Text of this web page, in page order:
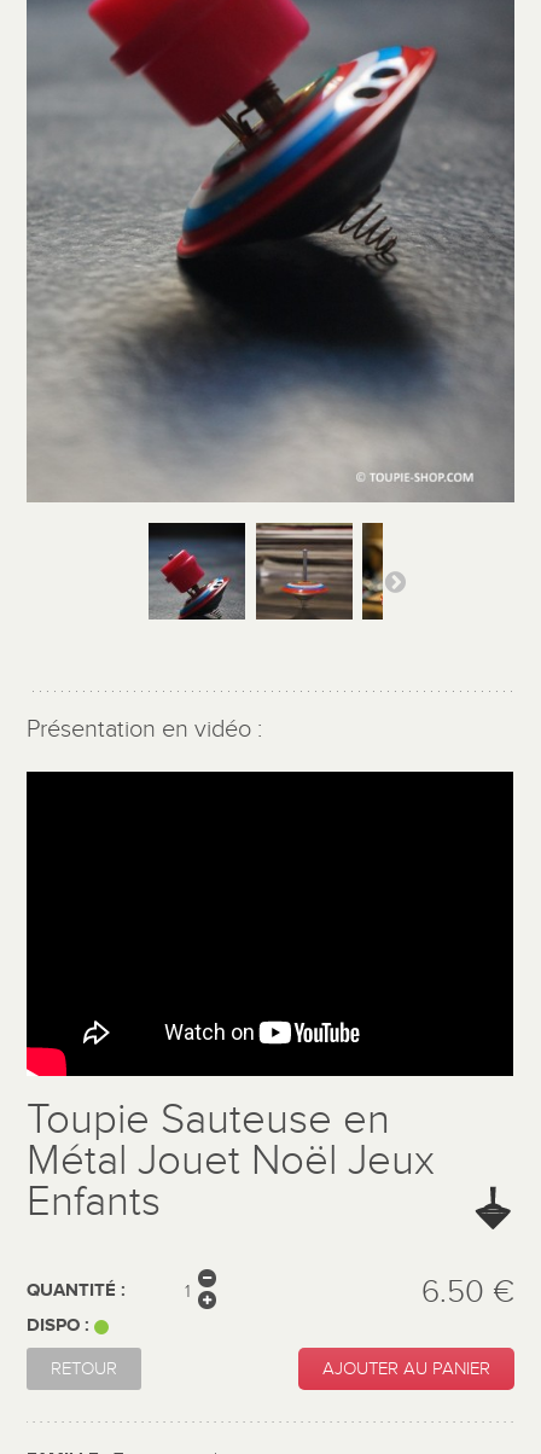
Présentation en vidéo :
Toupie Sauteuse en
Métal Jouet Noël Jeux
Enfants
QUANTITÉ :
DISPO :
6.50 €
RETOUR AJOUTER AU PANIER